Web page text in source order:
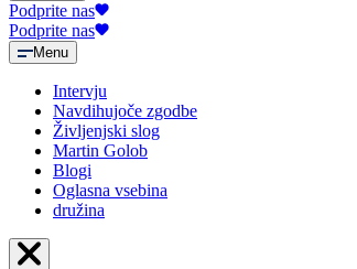
Podprite nas
Podprite nas
Menu
Intervju
Navdihujoče zgodbe
Življenjski slog
Martin Golob
Blogi
Oglasna vsebina
družina